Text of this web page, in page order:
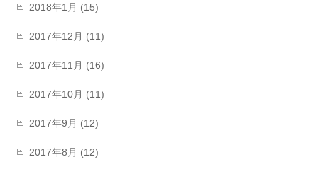
2018年1月 (15)
2017年12月 (11)
2017年11月 (16)
2017年10月 (11)
2017年9月 (12)
2017年8月 (12)